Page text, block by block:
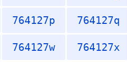
764127p 764127q
764127w 764127x